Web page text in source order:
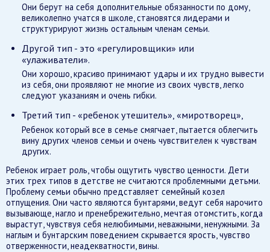
Они берут на себя дополнительные обязанности по дому,
великолепно учатся в школе, становятся лидерами и
структурируют жизнь остальным членам семьи.
Другой тип - это «регулировщики» или
«улаживатели».
Они хорошо, красиво принимают удары и их трудно вывести
из себя, они проявляют не многие из своих чувств, легко
следуют указаниям и очень гибки.
Третий тип - «ребенок утешитель», «миротворец»,
Ребенок который все в семье смягчает, пытается облегчить
вину других членов семьи и очень чувствителен к чувствам
других.
Ребенок играет роль, чтобы ощутить чувство ценности. Дети
этих трех типов в детстве не считаются проблемными детьми.
Проблему семьи обычно представляет семейный козел
отпущения. Они часто являются бунтарями, ведут себя нарочито
вызывающе, нагло и пренебрежительно, мечтая отомстить, когда
вырастут, чувствуя себя нелюбимыми, неважными, ненужными. За
наглым и бунтарским поведением скрывается ярость, чувство
отверженности, неадекватности, вины.